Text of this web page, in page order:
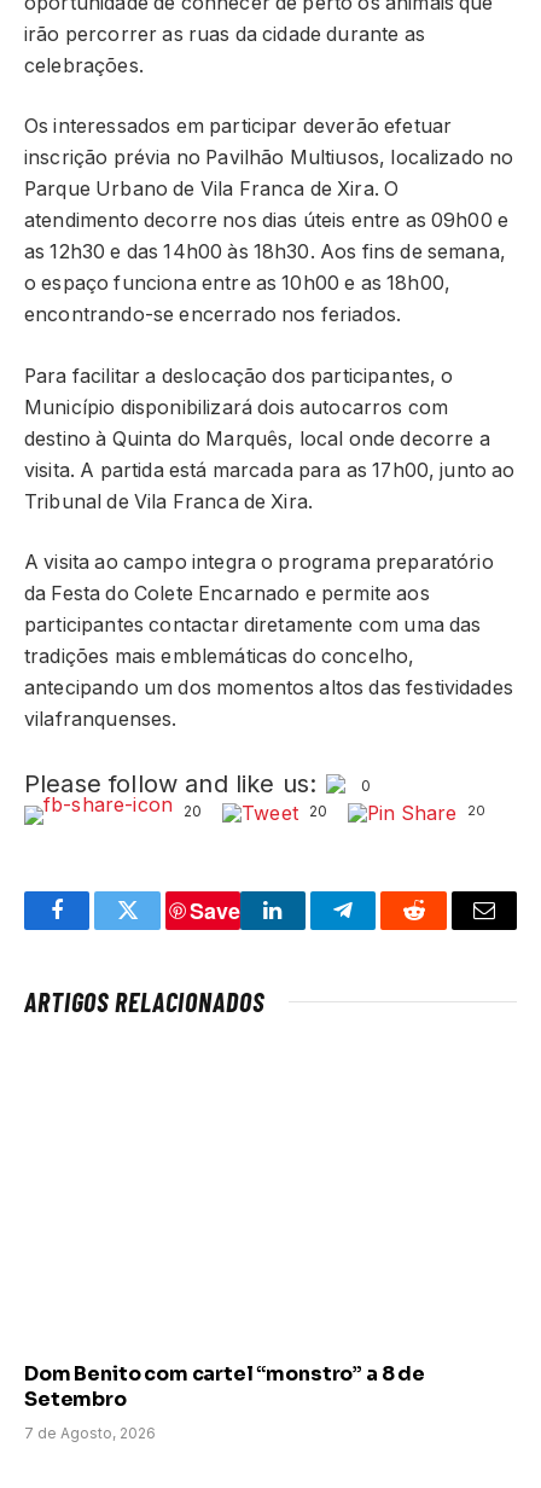
irão percorrer as ruas da cidade durante as
celebrações.
Os interessados em participar deverão efetuar
inscrição prévia no Pavilhão Multiusos, localizado no
Parque Urbano de Vila Franca de Xira. O
atendimento decorre nos dias úteis entre as 09h00 e
as 12h30 e das 14h00 às 18h30. Aos fins de semana,
o espaço funciona entre as 10h00 e as 18h00,
encontrando-se encerrado nos feriados.
Para facilitar a deslocação dos participantes, o
Município disponibilizará dois autocarros com
destino à Quinta do Marquês, local onde decorre a
visita. A partida está marcada para as 17h00, junto ao
Tribunal de Vila Franca de Xira.
A visita ao campo integra o programa preparatório
da Festa do Colete Encarnado e permite aos
participantes contactar diretamente com uma das
tradições mais emblemáticas do concelho,
antecipando um dos momentos altos das festividades
vilafranquenses.
Please follow and like us:
0
20
20 20
FacebookTwitter
Save
LinkedInTelegramReddit Email
ARTIGOS RELACIONADOS
Dom Benito com cartel “monstro” a 8 de
Setembro
7 de Agosto, 2026